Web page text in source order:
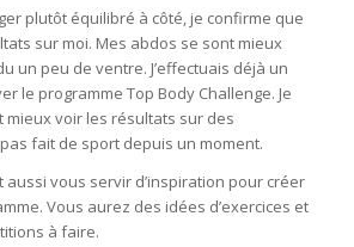
plutôt équilibré à côté, je confirme que
sur moi. Mes abdos se sont mieux
un peu de ventre. J’effectuais déjà un
le programme Top Body Challenge. Je
mieux voir les résultats sur des
fait de sport depuis un moment.
aussi vous servir d’inspiration pour créer
Vous aurez des idées d’exercices et
à faire.